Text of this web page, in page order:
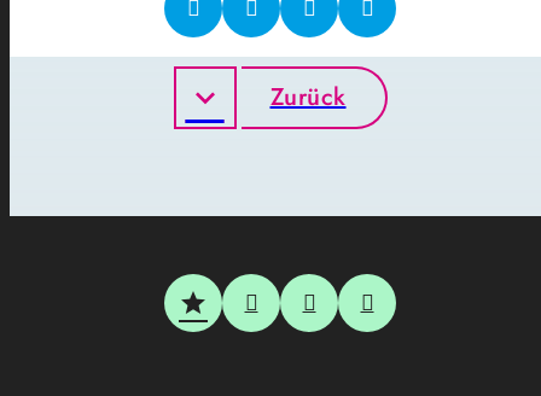
Zurück